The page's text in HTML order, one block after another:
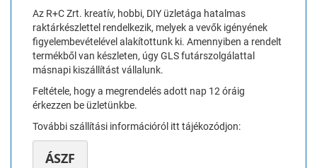
Az R+C Zrt. kreatív, hobbi, DIY üzletága hatalmas
raktárkészlettel rendelkezik, melyek a vevők igényének
figyelembevételével alakítottunk ki. Amennyiben a rendelt
termékből van készleten, úgy GLS futárszolgálattal
másnapi kiszállítást vállalunk.
Feltétele, hogy a megrendelés adott nap 12 óráig
érkezzen be üzletünkbe.
További szállítási információról itt tájékozódjon:
ÁSZF